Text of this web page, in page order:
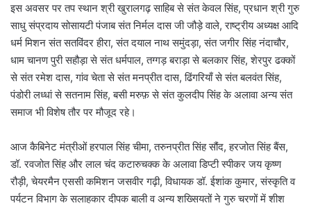
इस अवसर पर तप स्थान श्री खुरालगढ़ साहिब से संत केवल सिंह, प्रधान श्री गुरु
साधु संप्रदाय सोसायटी पंजाब संत निर्मल दास जी जौड़े वाले, राष्ट्रीय अध्यक्ष आदि
धर्म मिशन संत सतविंदर हीरा, संत दयाल नाथ समुंदड़ा, संत जगीर सिंह नंदाचौर,
धाम चानण पुरी सहौड़ा से संत धर्मपाल, तग्गड़ बराड़ा से बलकार सिंह, शेरपुर ढक्कों
से संत रमेश दास, गांव चेता से संत मनप्रीत दास, ढिंगरियाँ से संत बलवंत सिंह,
पंडोरी लध्धां से सतनाम सिंह, बसी मरुफ़ से संत कुलदीप सिंह के अलावा अन्य संत
समाज भी विशेष तौर पर मौजूद रहे।
आज कैबिनेट मंत्रीओं हरपाल सिंह चीमा, तरुनप्रीत सिंह सौंद, हरजोत सिंह बैंस,
डॉ. रवजोत सिंह और लाल चंद कटारुचक्क के अलावा डिप्टी स्पीकर जय कृष्ण
रौड़ी, चेयरमैन एससी कमिशन जसवीर गढ़ी, विधायक डॉ. ईशांक कुमार, संस्कृति व
पर्यटन विभाग के सलाहकार दीपक बाली व अन्य शख्सियतों ने गुरु चरणों में शीश